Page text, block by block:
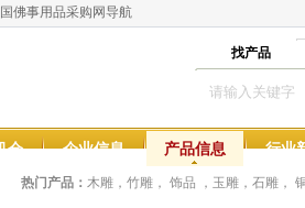
佛事用品采购网导航
找产品
会 企业信息 产品信息 行业
热门产品： 木雕，竹雕， 饰品 ，玉雕，石雕，